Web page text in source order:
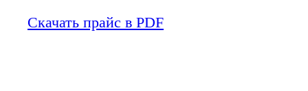
Скачать прайс в PDF